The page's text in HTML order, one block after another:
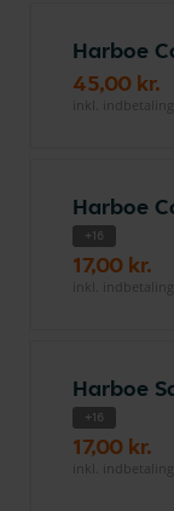
Harboe
45,00 kr.
inkl. indbetaling
Harboe
+16
17,00 kr.
inkl. indbetaling
Harboe
+16
17,00 kr.
inkl. indbetaling